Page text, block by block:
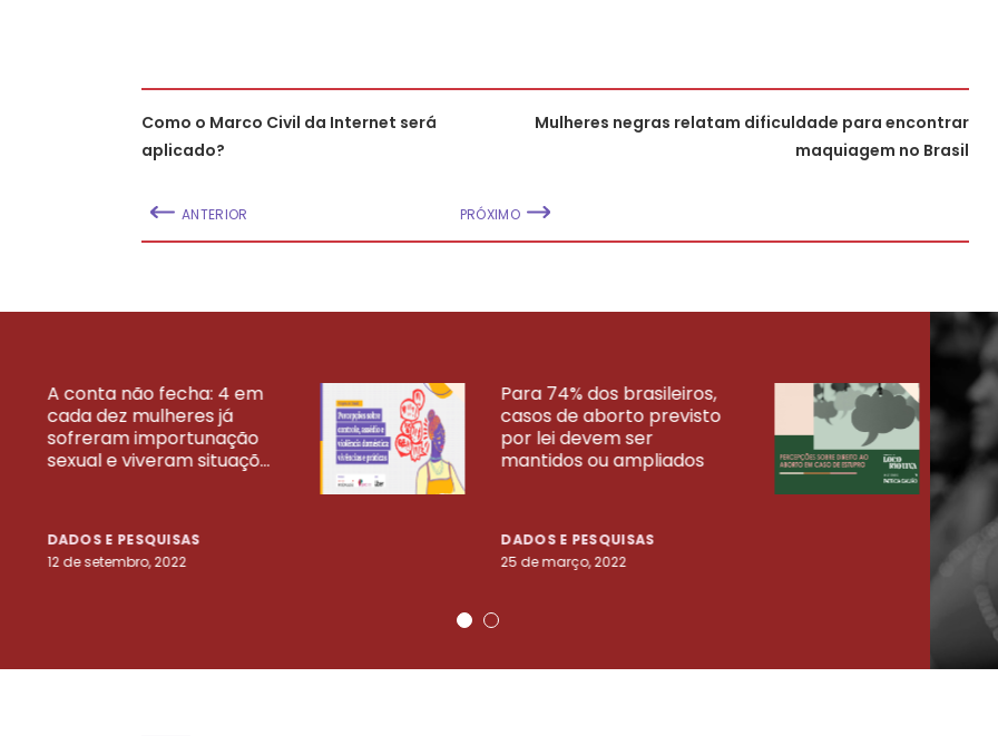
Como o Marco Civil da Internet será
aplicado?
ANTERIOR
Mulheres negras relatam dificuldade para encontrar
maquiagem no Brasil
PRÓXIMO
A conta não fecha: 4 em
cada dez mulheres já
sofreram importunação
sexual e viveram situaçõ...
DADOS E PESQUISAS
12 de setembro, 2022
Para 74% dos brasileiros,
casos de aborto previsto
por lei devem ser
mantidos ou ampliados
DADOS E PESQUISAS
25 de março, 2022
VEJA MAIS PESQUISAS